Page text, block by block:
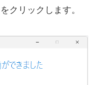
クリックします。